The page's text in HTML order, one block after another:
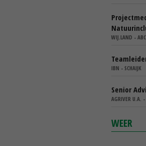
WIJ.LAND -
IBN - SCHAIJK
Senior
AGRIVER U.A. -
WEER